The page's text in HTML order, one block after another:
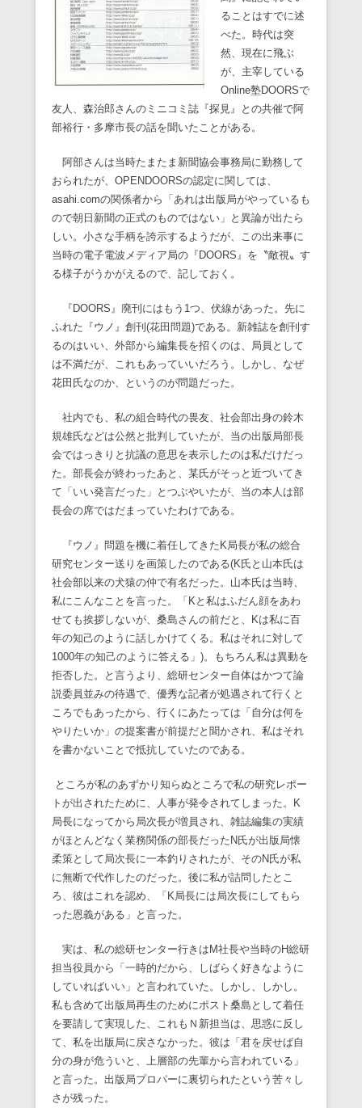
ることはすでに述
べた。時代は突
然、現在に飛ぶ
が、主宰している
Online塾DOORSで
友人、森治郎さんのミニコミ誌『探見』との共催で阿
部裕行・多摩市長の話を聞いたことがある。
阿部さんは当時たまたま新聞協会事務局に勤務して
おられたが、OPENDOORSの認定に関しては、
asahi.comの関係者から「あれは出版局がやっているも
ので朝日新聞の正式のものではない」と異論が出たら
しい。小さな手柄を誇示するようだが、この出来事に
当時の電子電波メディア局の『DOORS』を〝敵視〟す
る様子がうかがえるので、記しておく。
『DOORS』廃刊にはもう1つ、伏線があった。先に
ふれた『ウノ』創刊(花田問題)である。新雑誌を創刊す
るのはいい、外部から編集長を招くのは、局員として
は不満だが、これもあっていいだろう。しかし、なぜ
花田氏なのか、というのが問題だった。
社内でも、私の組合時代の畏友、社会部出身の鈴木
規雄氏などは公然と批判していたが、当の出版局部長
会ではっきりと抗議の意思を表示したのは私だけだっ
た。部長会が終わったあと、某氏がそっと近づいてき
て「いい発言だった」とつぶやいたが、当の本人は部
長会の席ではだまっていたわけである。
『ウノ』問題を機に着任してきたK局長が私の総合
研究センター送りを画策したのである(K氏と山本氏は
社会部以来の犬猿の仲で有名だった。山本氏は当時、
私にこんなことを言った。「Kと私はふだん顔をあわ
せても挨拶しないが、桑島さんの前だと、Kは私に百
年の知己のように話しかけてくる。私はそれに対して
1000年の知己のように答える」)。もちろん私は異動を
拒否した。と言うより、総研センター自体はかつて論
説委員並みの待遇で、優秀な記者が処遇されて行くと
ころでもあったから、行くにあたっては「自分は何を
やりたいか」の提案書が前提だと聞かされ、私はそれ
を書かないことで抵抗していたのである。
ところが私のあずかり知らぬところで私の研究レポー
トが出されたために、人事が発令されてしまった。K
局長になってから局次長が増員され、雑誌編集の実績
がほとんどなく業務関係の部長だったN氏が出版局懐
柔策として局次長に一本釣りされたが、そのN氏が私
に無断で代作したのだった。後に私が詰問したとこ
ろ、彼はこれを認め、「K局長には局次長にしてもら
った恩義がある」と言った。
実は、私の総研センター行きはM社長や当時のH総研
担当役員から「一時的だから、しばらく好きなように
していればいい」と言われていた。しかし、しかし。
私も含めて出版局再生のためにポスト桑島として着任
を要請して実現した、これもＮ新担当は、思惑に反し
て、私を出版局に戻さなかった。彼は「君を戻せば自
分の身が危ういと、上層部の先輩から言われている」
と言った。出版局プロパーに裏切られたという苦々し
さが残った。